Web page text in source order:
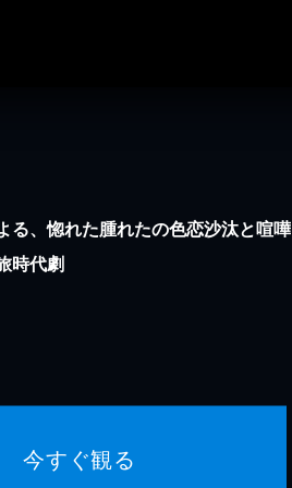
る、惚れた腫れたの色恋沙汰と喧嘩
時代劇
今すぐ観る